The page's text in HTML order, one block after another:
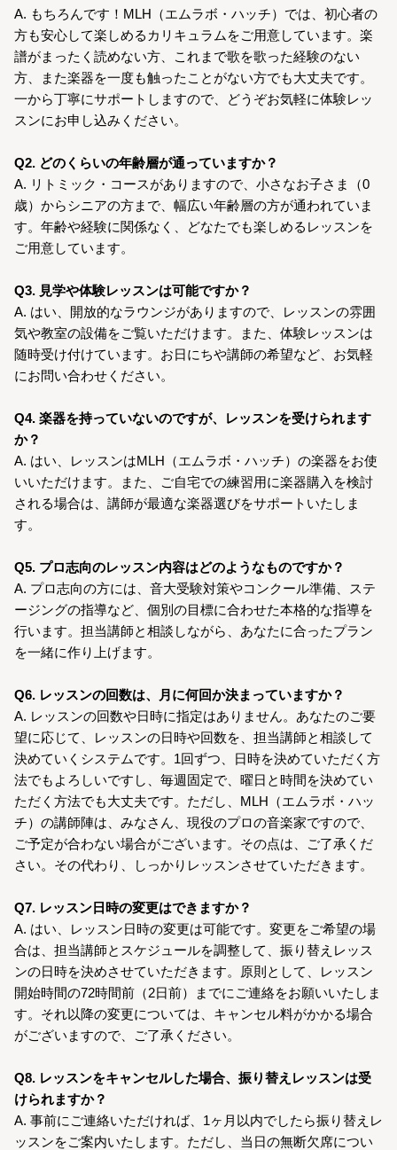
A. もちろんです！MLH（エムラボ・ハッチ）では、初心者の
方も安心して楽しめるカリキュラムをご用意しています。楽
譜がまったく読めない方、これまで歌を歌った経験のない
方、また楽器を一度も触ったことがない方でも大丈夫です。
一から丁寧にサポートしますので、どうぞお気軽に体験レッ
スンにお申し込みください。
Q2. どのくらいの年齢層が通っていますか？
A. リトミック・コースがありますので、小さなお子さま（0
歳）からシニアの方まで、幅広い年齢層の方が通われていま
す。年齢や経験に関係なく、どなたでも楽しめるレッスンを
ご用意しています。
Q3. 見学や体験レッスンは可能ですか？
A. はい、開放的なラウンジがありますので、レッスンの雰囲
気や教室の設備をご覧いただけます。また、体験レッスンは
随時受け付けています。お日にちや講師の希望など、お気軽
にお問い合わせください。
Q4. 楽器を持っていないのですが、レッスンを受けられます
か？
A. はい、レッスンはMLH（エムラボ・ハッチ）の楽器をお使
いいただけます。また、ご自宅での練習用に楽器購入を検討
される場合は、講師が最適な楽器選びをサポートいたしま
す。
Q5. プロ志向のレッスン内容はどのようなものですか？
A. プロ志向の方には、音大受験対策やコンクール準備、ステ
ージングの指導など、個別の目標に合わせた本格的な指導を
行います。担当講師と相談しながら、あなたに合ったプラン
を一緒に作り上げます。
Q6. レッスンの回数は、月に何回か決まっていますか？
A. レッスンの回数や日時に指定はありません。あなたのご要
望に応じて、レッスンの日時や回数を、担当講師と相談して
決めていくシステムです。1回ずつ、日時を決めていただく方
法でもよろしいですし、毎週固定で、曜日と時間を決めてい
ただく方法でも大丈夫です。ただし、MLH（エムラボ・ハッ
チ）の講師陣は、みなさん、現役のプロの音楽家ですので、
ご予定が合わない場合がございます。その点は、ご了承くだ
さい。その代わり、しっかりレッスンさせていただきます。
Q7. レッスン日時の変更はできますか？
A. はい、レッスン日時の変更は可能です。変更をご希望の場
合は、担当講師とスケジュールを調整して、振り替えレッス
ンの日時を決めさせていただきます。原則として、レッスン
開始時間の72時間前（2日前）までにご連絡をお願いいたしま
す。それ以降の変更については、キャンセル料がかかる場合
がございますので、ご了承ください。
Q8. レッスンをキャンセルした場合、振り替えレッスンは受
けられますか？
A. 事前にご連絡いただければ、1ヶ月以内でしたら振り替えレ
ッスンをご案内いたします。ただし、当日の無断欠席につい